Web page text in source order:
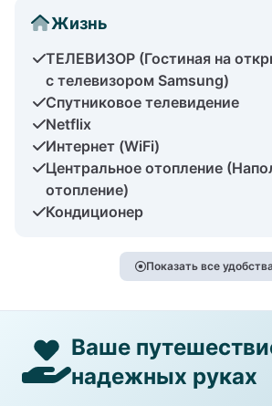
Жизнь
ТЕЛЕВИЗОР (Гостиная на
с телевизором Samsung)
Спутниковое телевидение
Netflix
Интернет (WiFi)
Центральное отопление
отопление)
Кондиционер
Показать все удобства
Ваше
надежных руках